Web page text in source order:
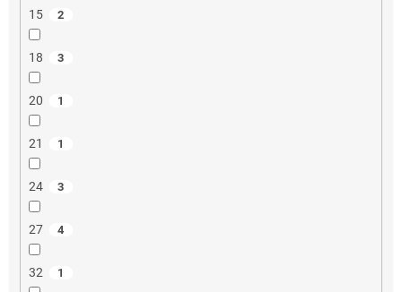
15 2
18 3
20 1
21 1
24 3
27 4
32 1